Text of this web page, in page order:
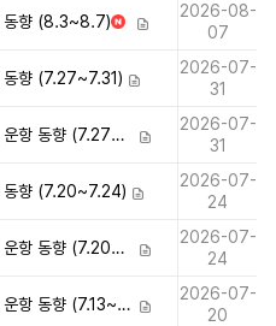
동향 (8.3~8.7)N
W
첨부파일
2026-08-
07
동향 (7.27~7.31) 첨부파일
2026-07-
31
주요 컨테이너 선사 정책 및 운항 동향 (7.27~7.31) 첨부파일
2026-07-
31
동향 (7.20~7.24) 첨부파일
2026-07-
24
주요 컨테이너 선사 정책 및 운항 동향 (7.20~7.24) 첨부파일
2026-07-
24
주요 컨테이너 선사 정책 및 운항 동향 (7.13~7.17) 첨부파일
2026-07-
20